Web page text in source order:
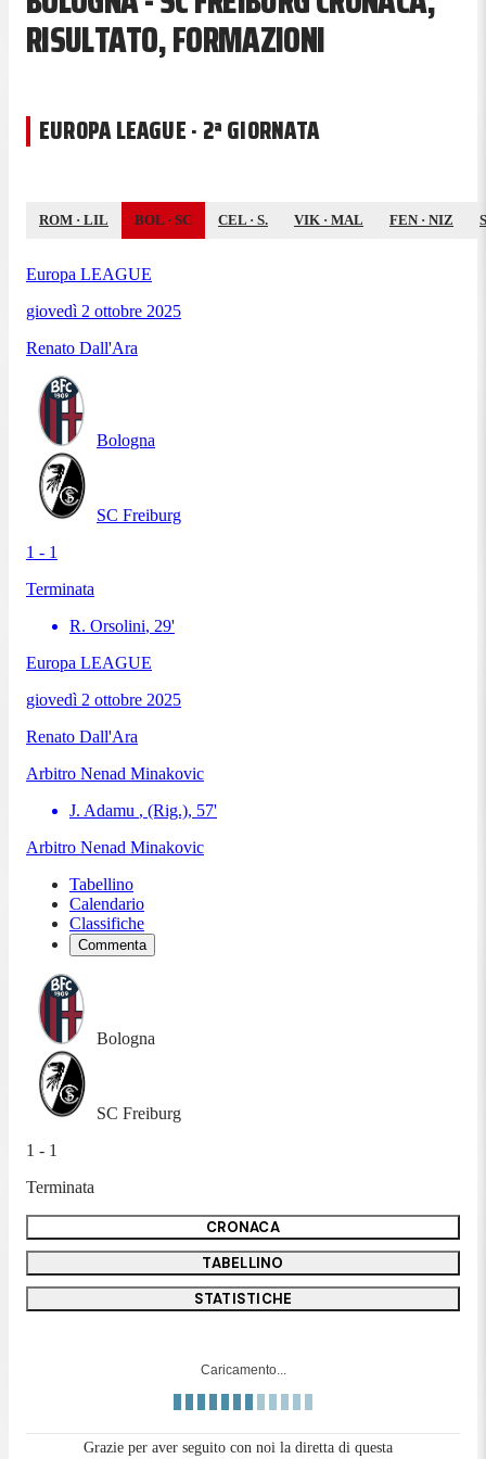
RISULTATO, FORMAZIONI
EUROPA LEAGUE · 2ª GIORNATA
ROM · LIL BOL · SC CEL · S. VIK · MAL FEN · NIZ
Europa LEAGUE
giovedì 2 ottobre 2025
Renato Dall'Ara
Bologna
SC Freiburg
1 - 1
Terminata
R. Orsolini, 29'
Europa LEAGUE
giovedì 2 ottobre 2025
Renato Dall'Ara
Arbitro Nenad Minakovic
J. Adamu , (Rig.), 57'
Arbitro Nenad Minakovic
Tabellino
Calendario
Classifiche
Commenta
Bologna
SC Freiburg
1 - 1
Terminata
CRONACA
TABELLINO
STATISTICHE
Caricamento...
Grazie per aver seguito con noi la diretta di questa